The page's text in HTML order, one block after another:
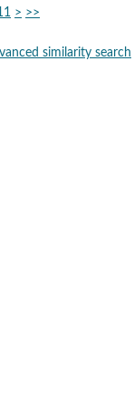
> >>
similarity search